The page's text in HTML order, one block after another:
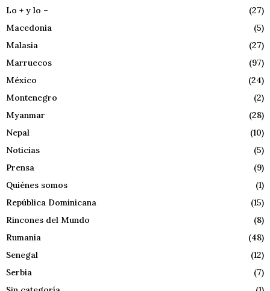
Lo + y lo –
(27)
Macedonia
(5)
Malasia
(27)
Marruecos
(97)
México
(24)
Montenegro
(2)
Myanmar
(28)
Nepal
(10)
Noticias
(5)
Prensa
(9)
Quiénes somos
(1)
República Dominicana
(15)
Rincones del Mundo
(8)
Rumanía
(48)
Senegal
(12)
Serbia
(7)